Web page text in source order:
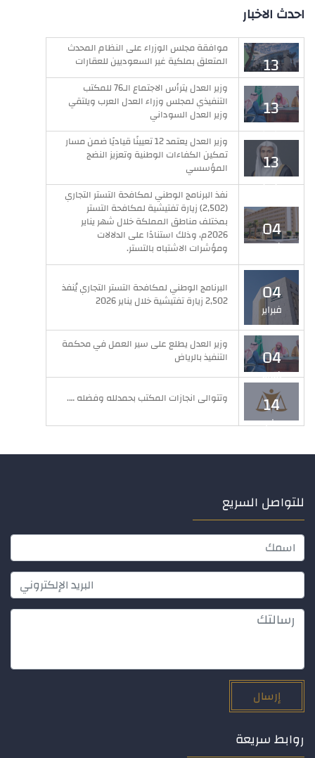
احدث الاخبار
13
يوليو
موافقة مجلس الوزراء على النظام المحدث
المتعلق بملكية غير السعوديين للعقارات
13
يوليو
وزير العدل يترأس الاجتماع الـ76 للمكتب
التنفيذي لمجلس وزراء العدل العرب ويلتقي
وزير العدل السوداني
13
يوليو
وزير العدل يعتمد 12 تعيينًا قياديًا ضمن مسار
تمكين الكفاءات الوطنية وتعزيز النضج
المؤسسي
04
فبراير
نفذ البرنامج الوطني لمكافحة التستر التجاري
(2,502) زيارة تفتيشية لمكافحة التستر
بمختلف مناطق المملكة خلال شهر يناير
2026م، وذلك استنادًا على الدلالات
ومؤشرات الاشتباه بالتستر.
04
فبراير
البرنامج الوطني لمكافحة التستر التجاري يُنفذ
2,502 زيارة تفتيشية خلال يناير 2026
04
فبراير
وزير العدل يطلع على سير العمل في محكمة
التنفيذ بالرياض
14
مايو
وتتوالى انجازات المكتب بحمدلله وفضله ….
للتواصل السريع
إرسال
روابط سريعة